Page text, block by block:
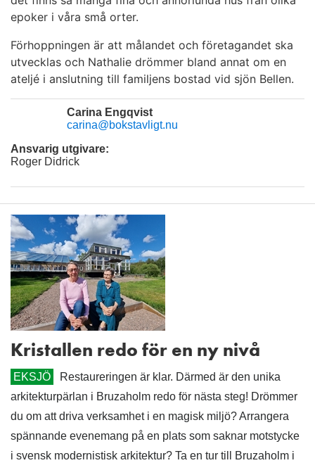
epoker i våra små orter.
Förhoppningen är att målandet och företagandet ska
utvecklas och Nathalie drömmer bland annat om en
ateljé i anslutning till familjens bostad vid sjön Bellen.
Carina Engqvist
carina@bokstavligt.nu
Ansvarig utgivare:
Roger Didrick
Kristallen redo för en ny nivå
EKSJÖ
Restaureringen är klar. Därmed är den unika
arkitekturpärlan i Bruzaholm redo för nästa steg! Drömmer
du om att driva verksamhet i en magisk miljö? Arrangera
spännande evenemang på en plats som saknar motstycke
i svensk modernistisk arkitektur? Ta en tur till Bruzaholm i